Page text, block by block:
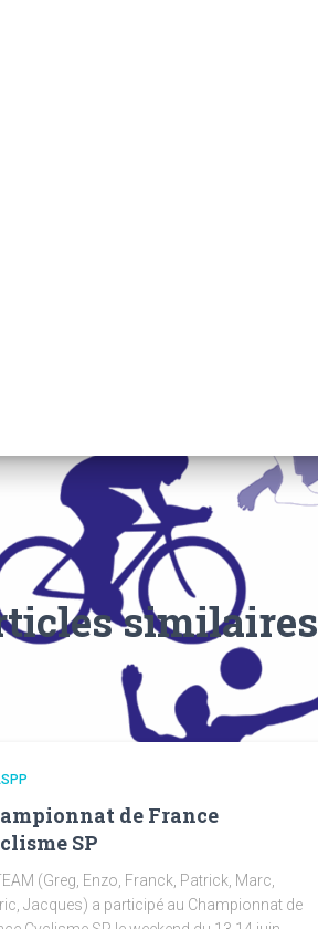
similaires
de France
SP
(Greg, Enzo, Franck, Patrick, Marc,
Jacques) a participé au Championnat de